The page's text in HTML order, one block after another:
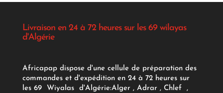
Livraison en 24 à 72 heures sur les 69 wilayas
d'Algérie
Africapap dispose d'une cellule de préparation des
commandes et d'expédition en 24 à 72 heures sur
les 69 Wiyalas d'Algérie:Alger , Adrar, Chlef ,